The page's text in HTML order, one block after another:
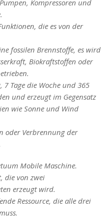
Kompressoren und
die es von der
fossilen Brennstoffe, es wird
Biokraftstoffen oder
7 Tage die Woche und 365
und erzeugt im Gegensatz
wie Sonne und Wind
oder Verbrennung der
Mobile Maschine.
die von zwei
erzeugt wird.
Ressource, die alle drei